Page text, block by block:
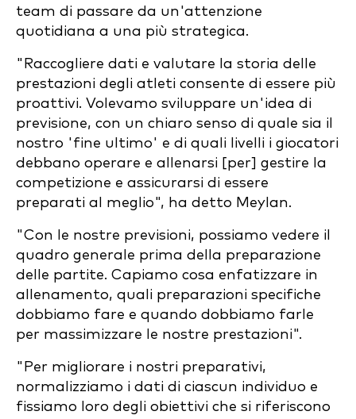
team di passare da un'attenzione
quotidiana a una più strategica.
"Raccogliere dati e valutare la storia delle
prestazioni degli atleti consente di essere più
proattivi. Volevamo sviluppare un'idea di
previsione, con un chiaro senso di quale sia il
nostro 'fine ultimo' e di quali livelli i giocatori
debbano operare e allenarsi [per] gestire la
competizione e assicurarsi di essere
preparati al meglio", ha detto Meylan.
"Con le nostre previsioni, possiamo vedere il
quadro generale prima della preparazione
delle partite. Capiamo cosa enfatizzare in
allenamento, quali preparazioni specifiche
dobbiamo fare e quando dobbiamo farle
per massimizzare le nostre prestazioni".
"Per migliorare i nostri preparativi,
normalizziamo i dati di ciascun individuo e
fissiamo loro degli obiettivi che si riferiscono